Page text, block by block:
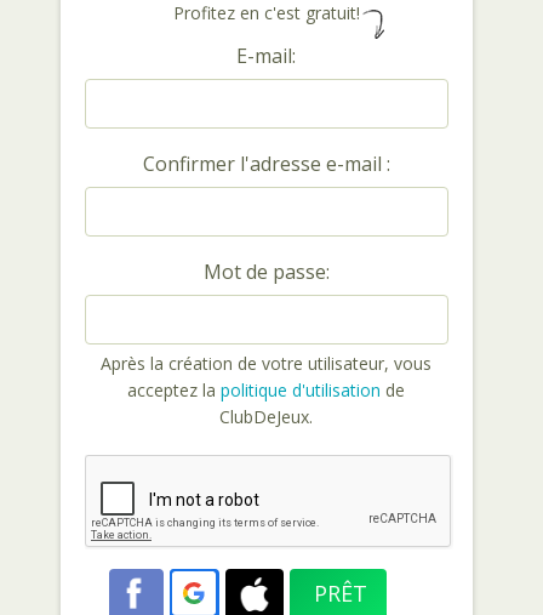
Profitez en c'est gratuit!
E-mail:
Confirmer l'adresse e-mail :
Mot de passe:
Après la création de votre utilisateur, vous
acceptez la politique d'utilisation de
ClubDeJeux.